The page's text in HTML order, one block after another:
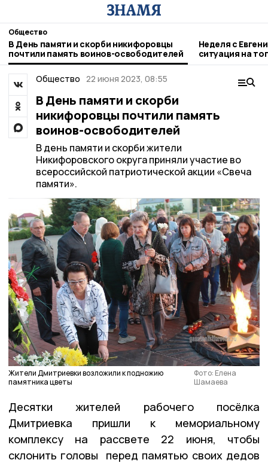
Общество
В День памяти и скорби никифоровцы
почтили память воинов-освободителей
Неделя с
ситуация на
городе и
Общество 22 июня 2023, 08:55
В День памяти и скорби
никифоровцы почтили память
воинов-освободителей
В день памяти и скорби жители
Никифоровского округа приняли участие во
всероссийской патриотической акции «Свеча
памяти».
Жители Дмитриевки возложили к подножию
памятника цветы
Фото: Елена
Шамаева
Десятки жителей рабочего посёлка
Дмитриевка пришли к мемориальному
комплексу на рассвете 22 июня, чтобы
склонить головы перед памятью своих дедов